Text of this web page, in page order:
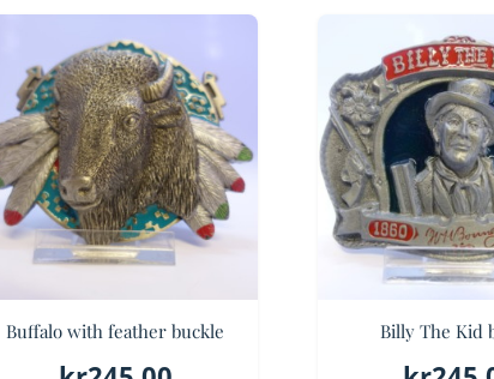
Buffalo with feather buckle Billy The Kid